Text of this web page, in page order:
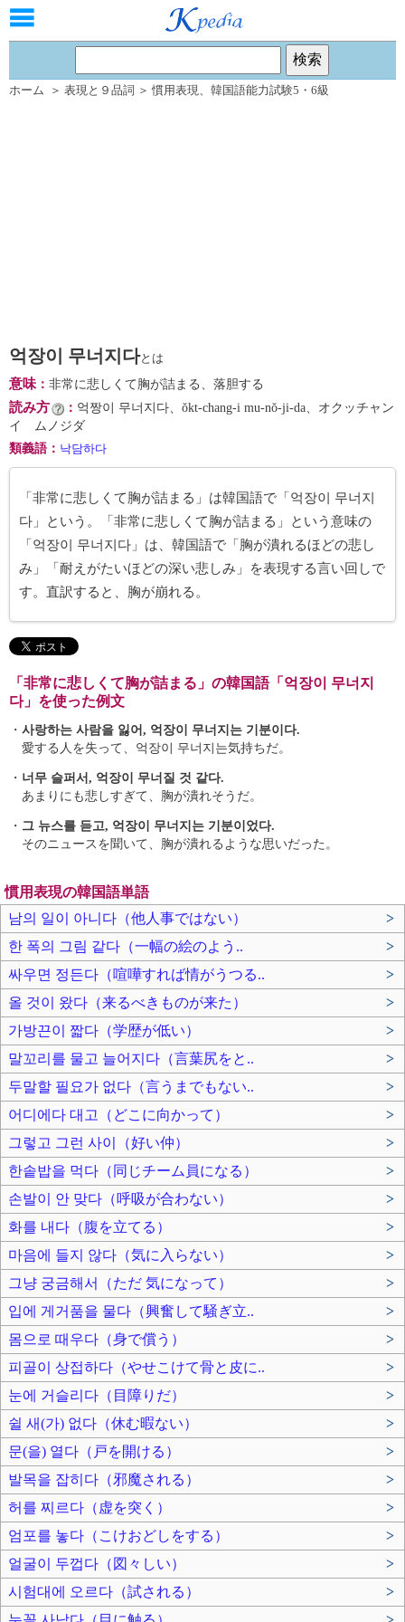
ホーム ＞ 表現と９品詞 ＞ 慣用表現、 韓国語能力試験5・6級
억장이 무너지다とは
意味： 非常に悲しくて胸が詰まる、落胆する
読み方 ： 억짱이 무너지다、ŏkt-chang-i mu-nŏ-ji-da、オクッチャン
イ ムノジダ
類義語 ： 낙담하다
「非常に悲しくて胸が詰まる」は韓国語で「억장이 무너지
다」という。「非常に悲しくて胸が詰まる」という意味の
「억장이 무너지다」は、韓国語で「胸が潰れるほどの悲し
み」「耐えがたいほどの深い悲しみ」を表現する言い回しで
す。直訳すると、胸が崩れる。
「非常に悲しくて胸が詰まる」の韓国語「억장이 무너지
다」を使った例文
・ 사랑하는 사람을 잃어, 억장이 무너지는 기분이다.
愛する人を失って、억장이 무너지는気持ちだ。
・ 너무 슬퍼서, 억장이 무너질 것 같다.
あまりにも悲しすぎて、胸が潰れそうだ。
・ 그 뉴스를 듣고, 억장이 무너지는 기분이었다.
そのニュースを聞いて、胸が潰れるような思いだった。
慣用表現の韓国語単語
남의 일이 아니다（他人事ではない）
>
한 폭의 그림 같다（一幅の絵のよう..
>
싸우면 정든다（喧嘩すれば情がうつる..
>
올 것이 왔다（来るべきものが来た）
>
가방끈이 짧다（学歴が低い）
>
말꼬리를 물고 늘어지다（言葉尻をと..
>
두말할 필요가 없다（言うまでもない..
>
어디에다 대고（どこに向かって）
>
그렇고 그런 사이（好い仲）
>
한솥밥을 먹다（同じチーム員になる）
>
손발이 안 맞다（呼吸が合わない）
>
화를 내다（腹を立てる）
>
마음에 들지 않다（気に入らない）
>
그냥 궁금해서（ただ 気になって）
>
입에 게거품을 물다（興奮して騒ぎ立..
>
몸으로 때우다（身で償う）
>
피골이 상접하다（やせこけて骨と皮に..
>
눈에 거슬리다（目障りだ）
>
쉴 새(가) 없다（休む暇ない）
>
문(을) 열다（戸を開ける）
>
발목을 잡히다（邪魔される）
>
허를 찌르다（虚を突く）
>
엄포를 놓다（こけおどしをする）
>
얼굴이 두껍다（図々しい）
>
시험대에 오르다（試される）
>